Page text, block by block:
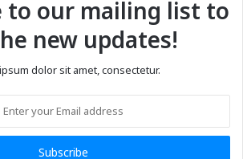
to our mailing list to
new updates!
dolor sit amet, consectetur.